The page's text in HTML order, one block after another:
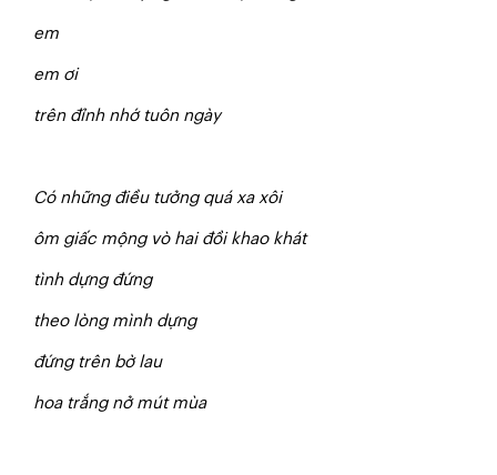
em
em ơi
trên đỉnh nhớ tuôn ngày
Có những điều tưởng quá xa xôi
ôm giấc mộng vò hai đồi khao khát
tình dựng đứng
theo lòng mình dựng
đứng trên bờ lau
hoa trắng nở mút mùa